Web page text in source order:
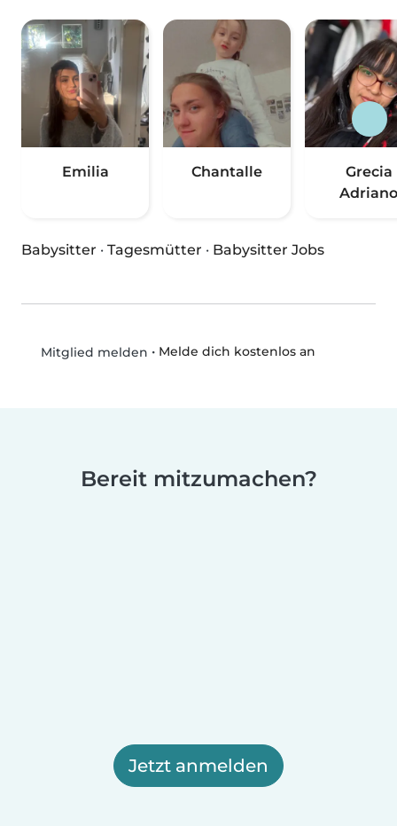
Emilia Chantalle
Grecia
Adriano
Babysitter · Tagesmütter · Babysitter Jobs
Mitglied melden • Melde dich kostenlos an
Bereit mitzumachen?
Jetzt anmelden